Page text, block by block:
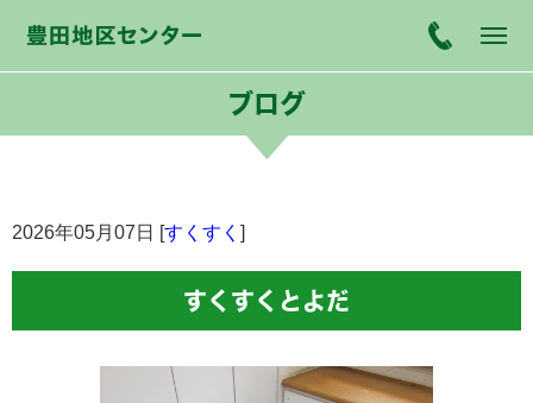
ブログ
2026年05月07日 [すくすく ]
すくすくとよだ